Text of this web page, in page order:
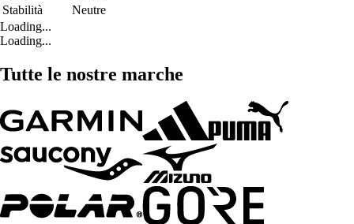
Stabilità
Neutre
Loading...
Loading...
Tutte le nostre marche